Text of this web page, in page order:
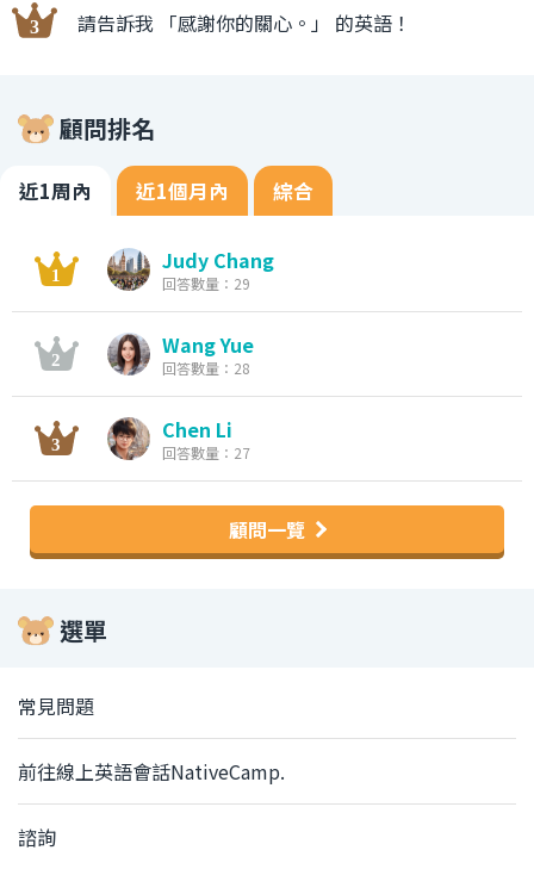
請告訴我 「感謝你的關心。」 的英語！
顧問排名
近1周內 近1個月內 綜合
Judy Chang
回答數量：29
Wang Yue
回答數量：28
Chen Li
回答數量：27
顧問一覽
選單
常見問題
前往線上英語會話NativeCamp.
諮詢